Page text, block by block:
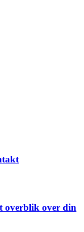
overblik over din